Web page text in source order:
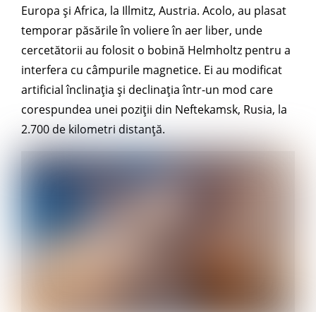
Europa și Africa, la Illmitz, Austria. Acolo, au plasat
temporar păsările în voliere în aer liber, unde
cercetătorii au folosit o bobină Helmholtz pentru a
interfera cu câmpurile magnetice. Ei au modificat
artificial înclinația și declinația într-un mod care
corespundea unei poziții din Neftekamsk, Rusia, la
2.700 de kilometri distanță.